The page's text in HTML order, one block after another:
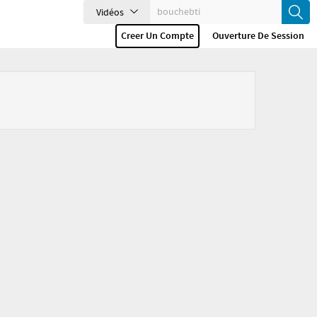
Vidéos
Creer Un Compte
Ouverture De Session